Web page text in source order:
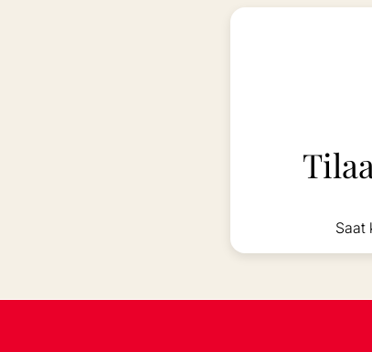
Saat